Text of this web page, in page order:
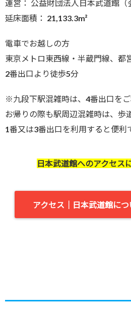
運営： 公益財団法人日本武道館（
延床面積： 21,133.3m²
電車でお越しの方
東京メトロ東西線・半蔵門線、都
2番出口より徒歩5分
※九段下駅混雑時は、4番出口をご
お帰りの際も駅周辺混雑時は、歩
1番又は3番出口を利用すると便利
日本武道館へのアクセス
アクセス｜日本武道館に